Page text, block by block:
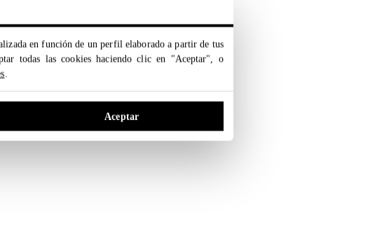
en función de un perfil elaborado a partir de tus
todas las cookies haciendo clic en "Aceptar", o
.
Aceptar